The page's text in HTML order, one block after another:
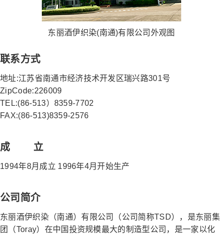
东丽酒伊织染(南通)有限公司外观图
联系方式
地址:江苏省南通市经济技术开发区瑞兴路301号
ZipCode:226009
TEL:(86-513）8359-7702
FAX:(86-513)8359-2576
成 立
1994年8月成立 1996年4月开始生产
公司简介
东丽酒伊织染（南通）有限公司（公司简称TSD），是东丽集
团（Toray）在中国投资规模最大的制造型公司，是一家以化